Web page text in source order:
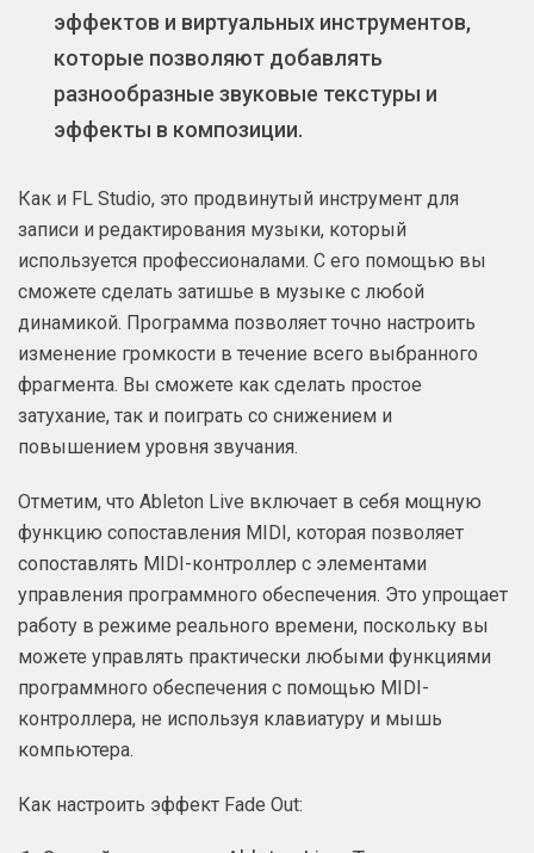
эффектов и виртуальных инструментов,
которые позволяют добавлять
разнообразные звуковые текстуры и
эффекты в композиции.
Как и FL Studio, это продвинутый инструмент для
записи и редактирования музыки, который
используется профессионалами. С его помощью вы
сможете сделать затишье в музыке с любой
динамикой. Программа позволяет точно настроить
изменение громкости в течение всего выбранного
фрагмента. Вы сможете как сделать простое
затухание, так и поиграть со снижением и
повышением уровня звучания.
Отметим, что Ableton Live включает в себя мощную
функцию сопоставления MIDI, которая позволяет
сопоставлять MIDI-контроллер с элементами
управления программного обеспечения. Это упрощает
работу в режиме реального времени, поскольку вы
можете управлять практически любыми функциями
программного обеспечения с помощью MIDI-
контроллера, не используя клавиатуру и мышь
компьютера.
Как настроить эффект Fade Out: